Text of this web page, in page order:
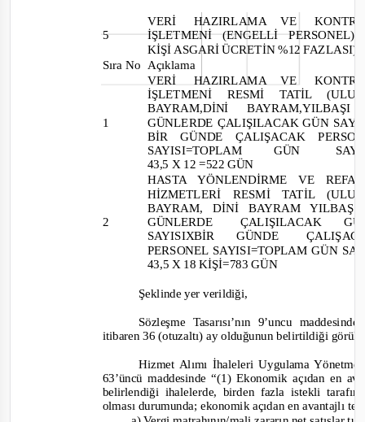
VERİ HAZIRLAMA VE
5
İŞLETMENİ (ENGELLİ PERSONEL)
KİŞİ ASGARİ ÜCRETİN %12 FAZLASI)
Sıra No Açıklama
VERİ HAZIRLAMA VE
İŞLETMENİ RESMİ TATİL
BAYRAM,DİNİ
1
2
GÜNLERDE ÇALIŞILACAK GÜN
BİR GÜNDE ÇALIŞACAK
SAYISI=TOPLAM GÜN
43,5 X 12 =522 GÜN
HASTA YÖNLENDİRME VE
HİZMETLERİ RESMİ TATİL
BAYRAM, DİNİ BAYRAM
GÜNLERDE
SAYISIXBİR
ÇALIŞILACAK
GÜNDE
GÜ
PERSONEL SAYISI=TOPLAM GÜN
43,5 X 18 KİŞİ=783 GÜN
Şeklinde yer verildiği,
Sözleşme Tasarısı’nın 9’uncu
itibaren 36 (otuzaltı) ay olduğunun belirtildiği
Hizmet Alımı İhaleleri Uygulama
63’üncü maddesinde“(1) Ekonomik açıdan en
belirlendiği ihalelerde, birden fazla istekli
olması durumunda; ekonomik açıdan en avantajlı